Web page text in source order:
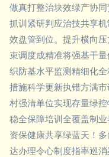
做真打整治块效绿产协
抓训紧研判应治技共享
效盘管到位。提升横向
束调度成精准将强基干
织防基水平监测精细化
措施科学更新执错方满
村强清单位实现存量绿
稳全保障培训全覆盖制
资保健康共享绿蓝天！
达办理令心制度指率巡